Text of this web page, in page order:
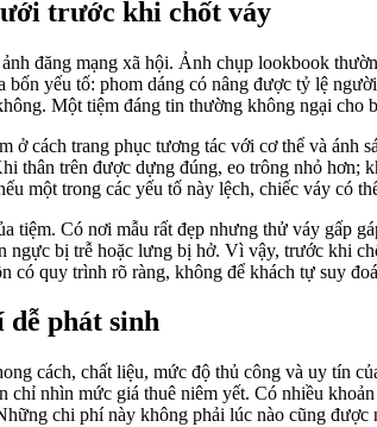
trước khi chốt váy
đăng mạng xã hội. Ảnh chụp lookbook
yếu tố: phom dáng có nâng được tỷ lệ
Một tiệm đáng tin thường không ngại cho
ở cách trang phục tương tác với cơ thể và
thân trên được dựng đúng, eo trông nhỏ
một trong các yếu tố này lệch, chiếc váy có
tiệm. Có nơi mẫu rất đẹp nhưng thử váy gấp
ngực bị trễ hoặc lưng bị hở. Vì vậy, trước khi
có quy trình rõ ràng, không để khách tự suy
dễ phát sinh
cách, chất liệu, mức độ thủ công và uy tín
chỉ nhìn mức giá thuê niêm yết. Có nhiều
chi phí này không phải lúc nào cũng